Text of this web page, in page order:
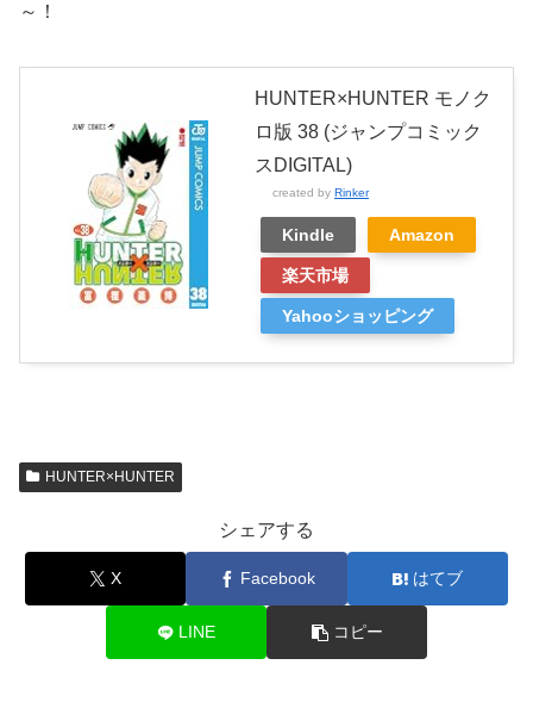
～！
HUNTER×HUNTER モノク
ロ版 38 (ジャンプコミック
スDIGITAL)
created by Rinker
Kindle Amazon
楽天市場
Yahooショッピング
HUNTER×HUNTER
シェアする
X Facebook はてブ
LINE コピー